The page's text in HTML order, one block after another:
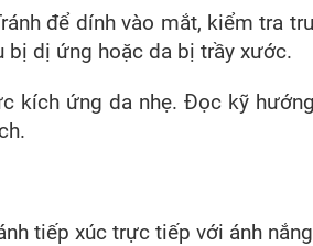
để dính vào mắt, kiểm tra
bị dị ứng hoặc da bị trầy xước.
kích ứng da nhẹ. Đọc kỹ
tiếp xúc trực tiếp với ánh